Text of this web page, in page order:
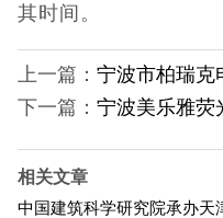
其时间。
上一篇： 宁波市柏瑞克电子有限
下一篇： 宁波美乐雅荧光科技股份
相关文章
中国建筑科学研究院承办天